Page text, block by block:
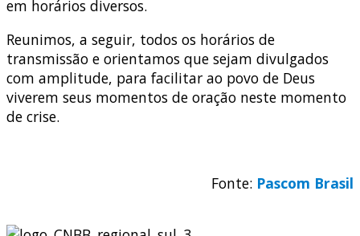
em horários diversos.
Reunimos, a seguir, todos os horários de
transmissão e orientamos que sejam divulgados
com amplitude, para facilitar ao povo de Deus
viverem seus momentos de oração neste momento
de crise.
Fonte: Pascom Brasil